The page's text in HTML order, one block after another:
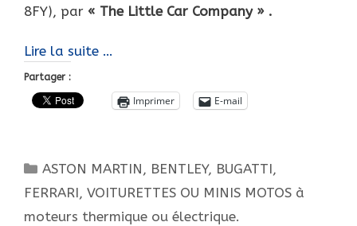
8FY), par « The Little Car Company » .
Lire la suite …
à
moteur
Et
pour
adultes
Partager :
Imprimer E-mail
Catégories
ASTON MARTIN , BENTLEY, BUGATTI,
FERRARI, VOITURETTES OU MINIS MOTOS à
moteurs thermique ou électrique.